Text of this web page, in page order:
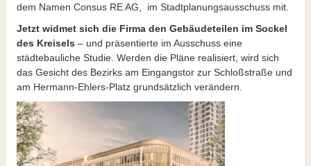
dem Namen Consus RE AG, im Stadtplanungsausschuss mit.
Jetzt widmet sich die Firma den Gebäudeteilen im Sockel
des Kreisels – und präsentierte im Ausschuss eine
städtebauliche Studie. Werden die Pläne realisiert, wird sich
das Gesicht des Bezirks am Eingangstor zur Schloßstraße und
am Hermann-Ehlers-Platz grundsätzlich verändern.